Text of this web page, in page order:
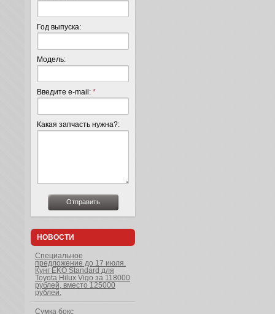
Год выпуска:
Модель:
Введите e-mail: *
Какая запчасть нужна?:
НОВОСТИ
Специальное
предложение до 17 июля.
Кунг EKO Standard для
Toyota Hilux Vigo за 118000
рублей, вместо 125000
рублей.
Сумка бокс